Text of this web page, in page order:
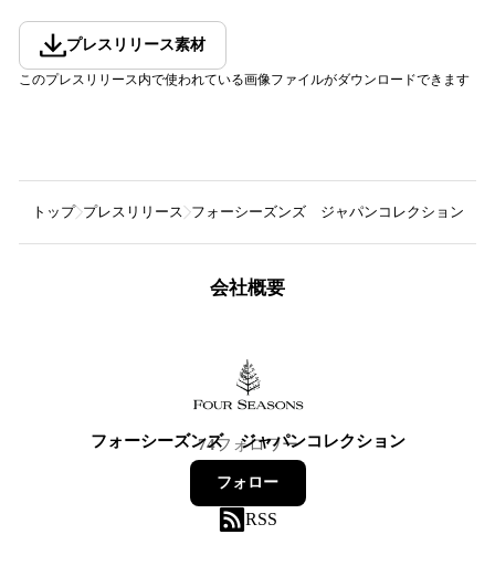
プレスリリース素材
このプレスリリース内で使われている画像ファイルがダウンロードできます
トップ プレスリリース フォーシーズンズ ジャパンコレクション
会社概要
フォーシーズンズ ジャパンコレクション
74フォロワー
フォロー
RSS